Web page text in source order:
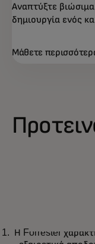
Αναπτύξτε
δημιουργία ενός
Μάθετε
Η Forrester
Μάθετε
Η Forrester